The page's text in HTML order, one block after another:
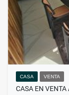
CASA VENTA
CASA EN VENTA